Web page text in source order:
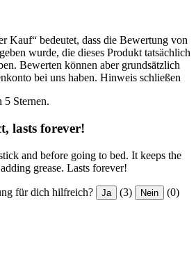
Kauf“ bedeutet, dass die Bewertung von
wurde, die dieses Produkt tatsächlich
Bewerten können aber grundsätzlich
bei uns haben. Hinweis schließen
5 Sternen.
lasts forever!
and before going to bed. It keeps the
grease. Lasts forever!
für dich hilfreich? Ja (3) Nein (0)